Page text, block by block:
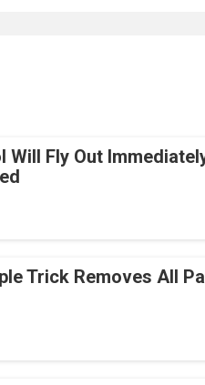
Will Fly Out
Trick Removes All